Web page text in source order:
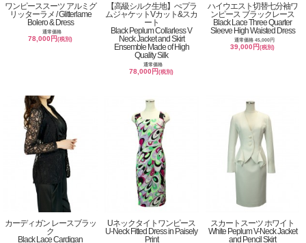
ワンピーススーツ アルミグ
リッターラメ / Glitterlame
Bolero & Dress
通常価格
78,000円(税別)
【高級シルク生地】ぺプラ
ムジャケットVカット&スカ
ート
Black Peplum Collarless V
Neck Jacket and Skirt
Ensemble Made of High
Quality Silk
通常価格
78,000円(税別)
ハイウエスト切替七分袖ワ
ンピース ブラックレース
Black Lace Three Quarter
Sleeve High Waisted Dress
通常価格 45,000円
39,000円(税別)
カーディガン レースブラッ
ク
Black Lace Cardigan
Uネックタイトワンピース
U-Neck Fitted Dress in Paisely
Print
スカートスーツ ホワイト
White Peplum V-Neck Jacket
and Pencil Skirt